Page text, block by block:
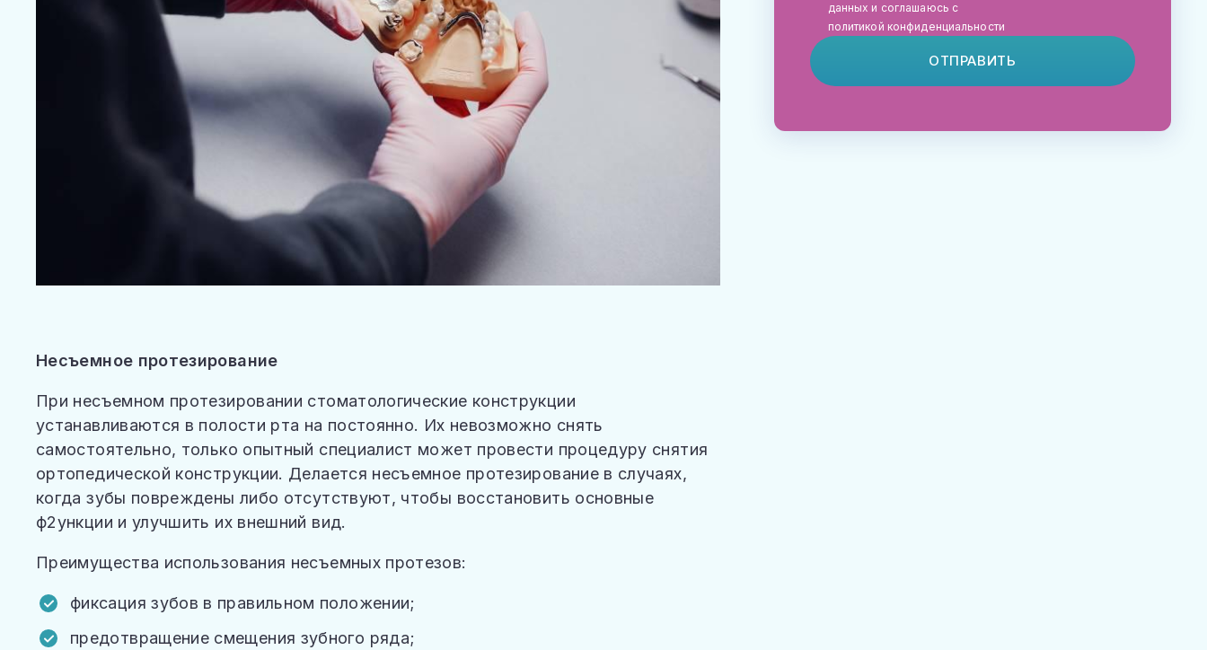
Несъемное протезирование
При несъемном протезировании стоматологические конструкции
устанавливаются в полости рта на постоянно. Их невозможно снять
самостоятельно, только опытный специалист может провести процедуру снятия
ортопедической конструкции. Делается несъемное протезирование в случаях,
когда зубы повреждены либо отсутствуют, чтобы восстановить основные
ф2ункции и улучшить их внешний вид.
Преимущества использования несъемных протезов:
фиксация зубов в правильном положении;
предотвращение смещения зубного ряда;
данных и соглашаюсь с
политикой конфиденциальности
ОТПРАВИТЬ